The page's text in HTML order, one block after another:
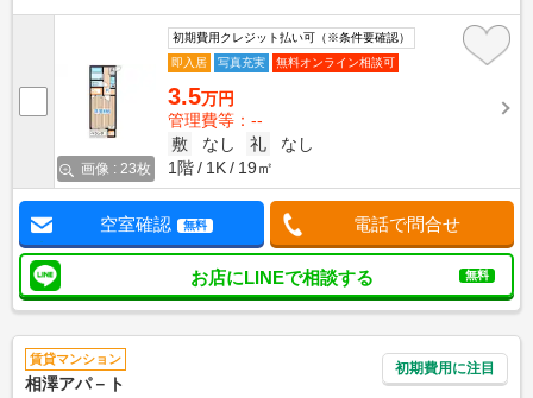
画像 : 23枚
初期費用クレジット払い可（※条件要確認）
即入居
写真充実 無料オンライン相談可
3.5万円
管理費等：--
敷
なし 礼
なし
1階
1K 19㎡
空室確認 無料 電話で問合せ
お店にLINEで相談する 無料
賃貸マンション
相澤アパ－ト
初期費用に注目